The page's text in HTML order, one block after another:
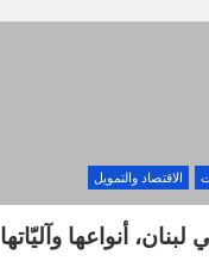
الاقتصاد والتمويل
لبنان، أنواعها وآليّاتها